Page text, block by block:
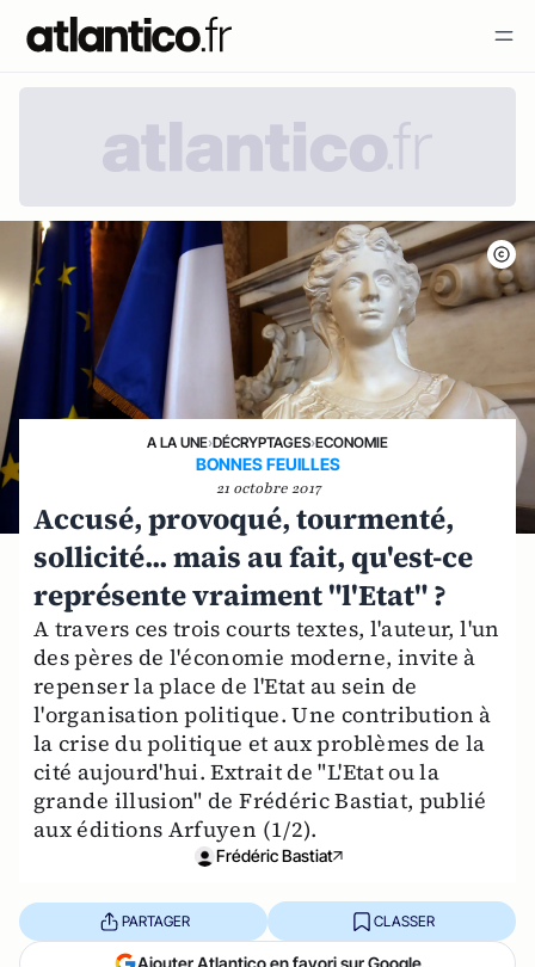
A LA UNE›DÉCRYPTAGES›ECONOMIE
BONNES FEUILLES
21 octobre 2017
Accusé, provoqué, tourmenté,
sollicité... mais au fait, qu'est-ce
représente vraiment "l'Etat" ?
A travers ces trois courts textes, l'auteur, l'un
des pères de l'économie moderne, invite à
repenser la place de l'Etat au sein de
l'organisation politique. Une contribution à
la crise du politique et aux problèmes de la
cité aujourd'hui. Extrait de "L'Etat ou la
grande illusion" de Frédéric Bastiat, publié
aux éditions Arfuyen (1/2).
Frédéric Bastiat
PARTAGER CLASSER
Ajouter Atlantico en favori sur Google